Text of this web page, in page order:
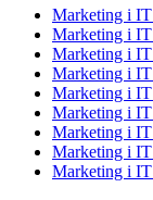
Marketing i IT
Marketing i IT
Marketing i IT
Marketing i IT
Marketing i IT
Marketing i IT
Marketing i IT
Marketing i IT
Marketing i IT